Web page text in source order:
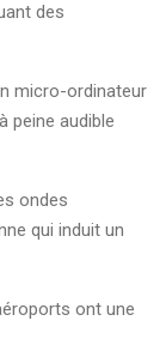
des
micro-ordinateur
peine audible
ondes
qui induit un
ont une